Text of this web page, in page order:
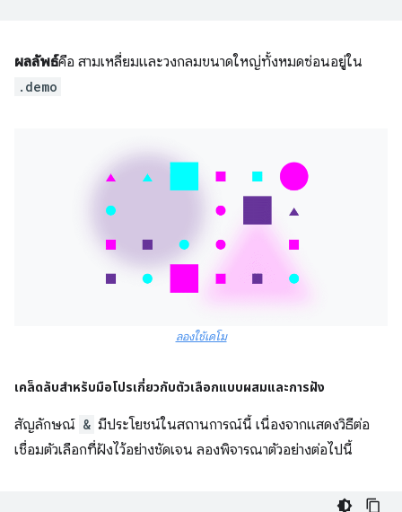
ผลลัพธ์คือ สามเหลี่ยมและวงกลมขนาดใหญ่ทั้งหมดซ่อนอยู่ใน
.demo
ลองใช้เดโม
เคล็ดลับสำหรับมือโปรเกี่ยวกับตัวเลือกแบบผสมและการฝัง
สัญลักษณ์ & มีประโยชน์ในสถานการณ์นี้ เนื่องจากแสดงวิธีต่อ
เชื่อมตัวเลือกที่ฝังไว้อย่างชัดเจน ลองพิจารณาตัวอย่างต่อไปนี้